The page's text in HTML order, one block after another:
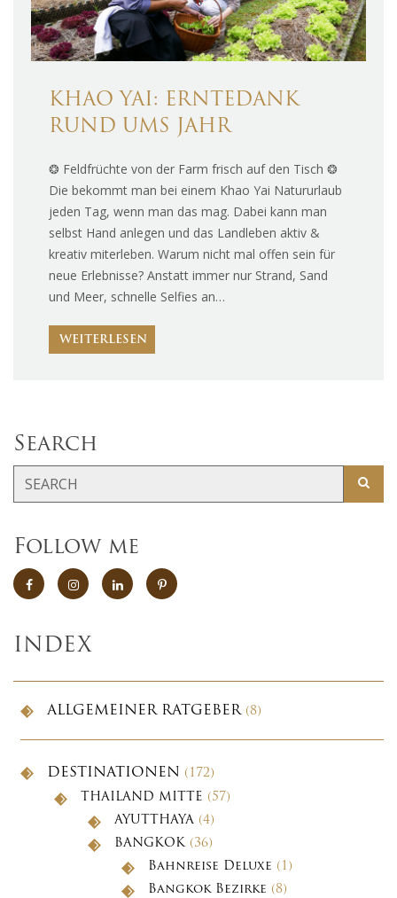
KHAO YAI: ERNTEDANK
RUND UMS JAHR
❂ Feldfrüchte von der Farm frisch auf den Tisch ❂
Die bekommt man bei einem Khao Yai Natururlaub
jeden Tag, wenn man das mag. Dabei kann man
selbst Hand anlegen und das Landleben aktiv &
kreativ miterleben. Warum nicht mal offen sein für
neue Erlebnisse? Anstatt immer nur Strand, Sand
und Meer, schnelle Selfies an…
WEITERLESEN
Search
Follow me
INDEX
ALLGEMEINER RATGEBER(8)
DESTINATIONEN (172)
THAILAND MITTE (57)
AYUTTHAYA (4)
BANGKOK(36)
Bahnreise Deluxe (1)
Bangkok Bezirke (8)